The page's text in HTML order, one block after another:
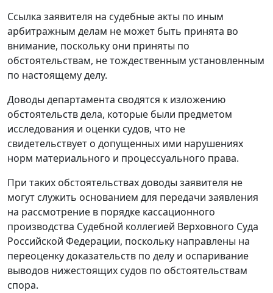
Ссылка заявителя на судебные акты по иным
арбитражным делам не может быть принята во
внимание, поскольку они приняты по
обстоятельствам, не тождественным установленным
по настоящему делу.
Доводы департамента сводятся к изложению
обстоятельств дела, которые были предметом
исследования и оценки судов, что не
свидетельствует о допущенных ими нарушениях
норм материального и процессуального права.
При таких обстоятельствах доводы заявителя не
могут служить основанием для передачи заявления
на рассмотрение в порядке кассационного
производства Судебной коллегией Верховного Суда
Российской Федерации, поскольку направлены на
переоценку доказательств по делу и оспаривание
выводов нижестоящих судов по обстоятельствам
спора.